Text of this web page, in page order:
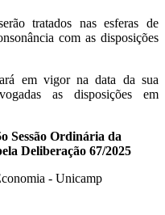
tratados nas esferas de
com as disposições
em vigor na data da sua
as disposições em
Sessão Ordinária da
Deliberação 67/2025
- Unicamp